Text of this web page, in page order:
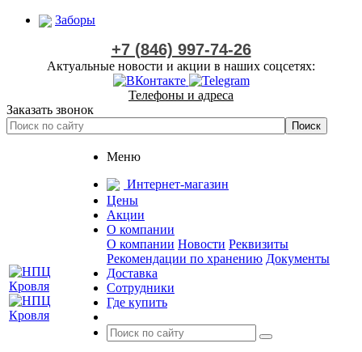
Заборы
+7 (846) 997-74-26
Актуальные новости и акции в наших соцсетях:
Телефоны и адреса
Заказать звонок
Меню
Интернет-магазин
Цены
Акции
О компании
О компании Новости Реквизиты
Рекомендации по хранению Документы
Доставка
Сотрудники
Где купить